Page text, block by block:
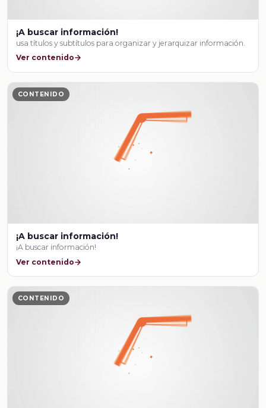
¡A buscar información!
usa títulos y subtítulos para organizar y jerarquizar información.
Ver contenido
CONTENIDO
¡A buscar información!
¡A buscar información!
Ver contenido
CONTENIDO